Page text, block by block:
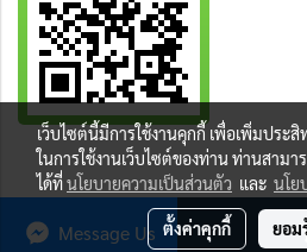
Message Us
BEST DEAL
เว็บไซต์นี้มีการใช้งานคุกกี้ เพื่อเพิ่มปร
ในการใช้งานเว็บไซต์ของท่าน ท่านสามา
ได้ที่นโยบายความเป็นส่วนตัว และ นโย
ตั้งค่าคุกกี้ ยอม